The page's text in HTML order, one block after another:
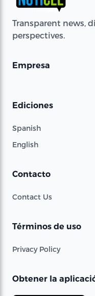
Transparent news,
perspectives.
Empresa
Ediciones
Spanish
English
Contacto
Contact Us
Términos de uso
Privacy Policy
Obtener la